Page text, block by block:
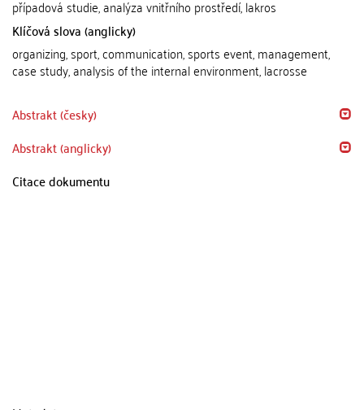
případová studie, analýza vnitřního prostředí, lakros
Klíčová slova (anglicky)
organizing, sport, communication, sports event, management,
case study, analysis of the internal environment, lacrosse
Abstrakt (česky)
Abstrakt (anglicky)
Citace dokumentu